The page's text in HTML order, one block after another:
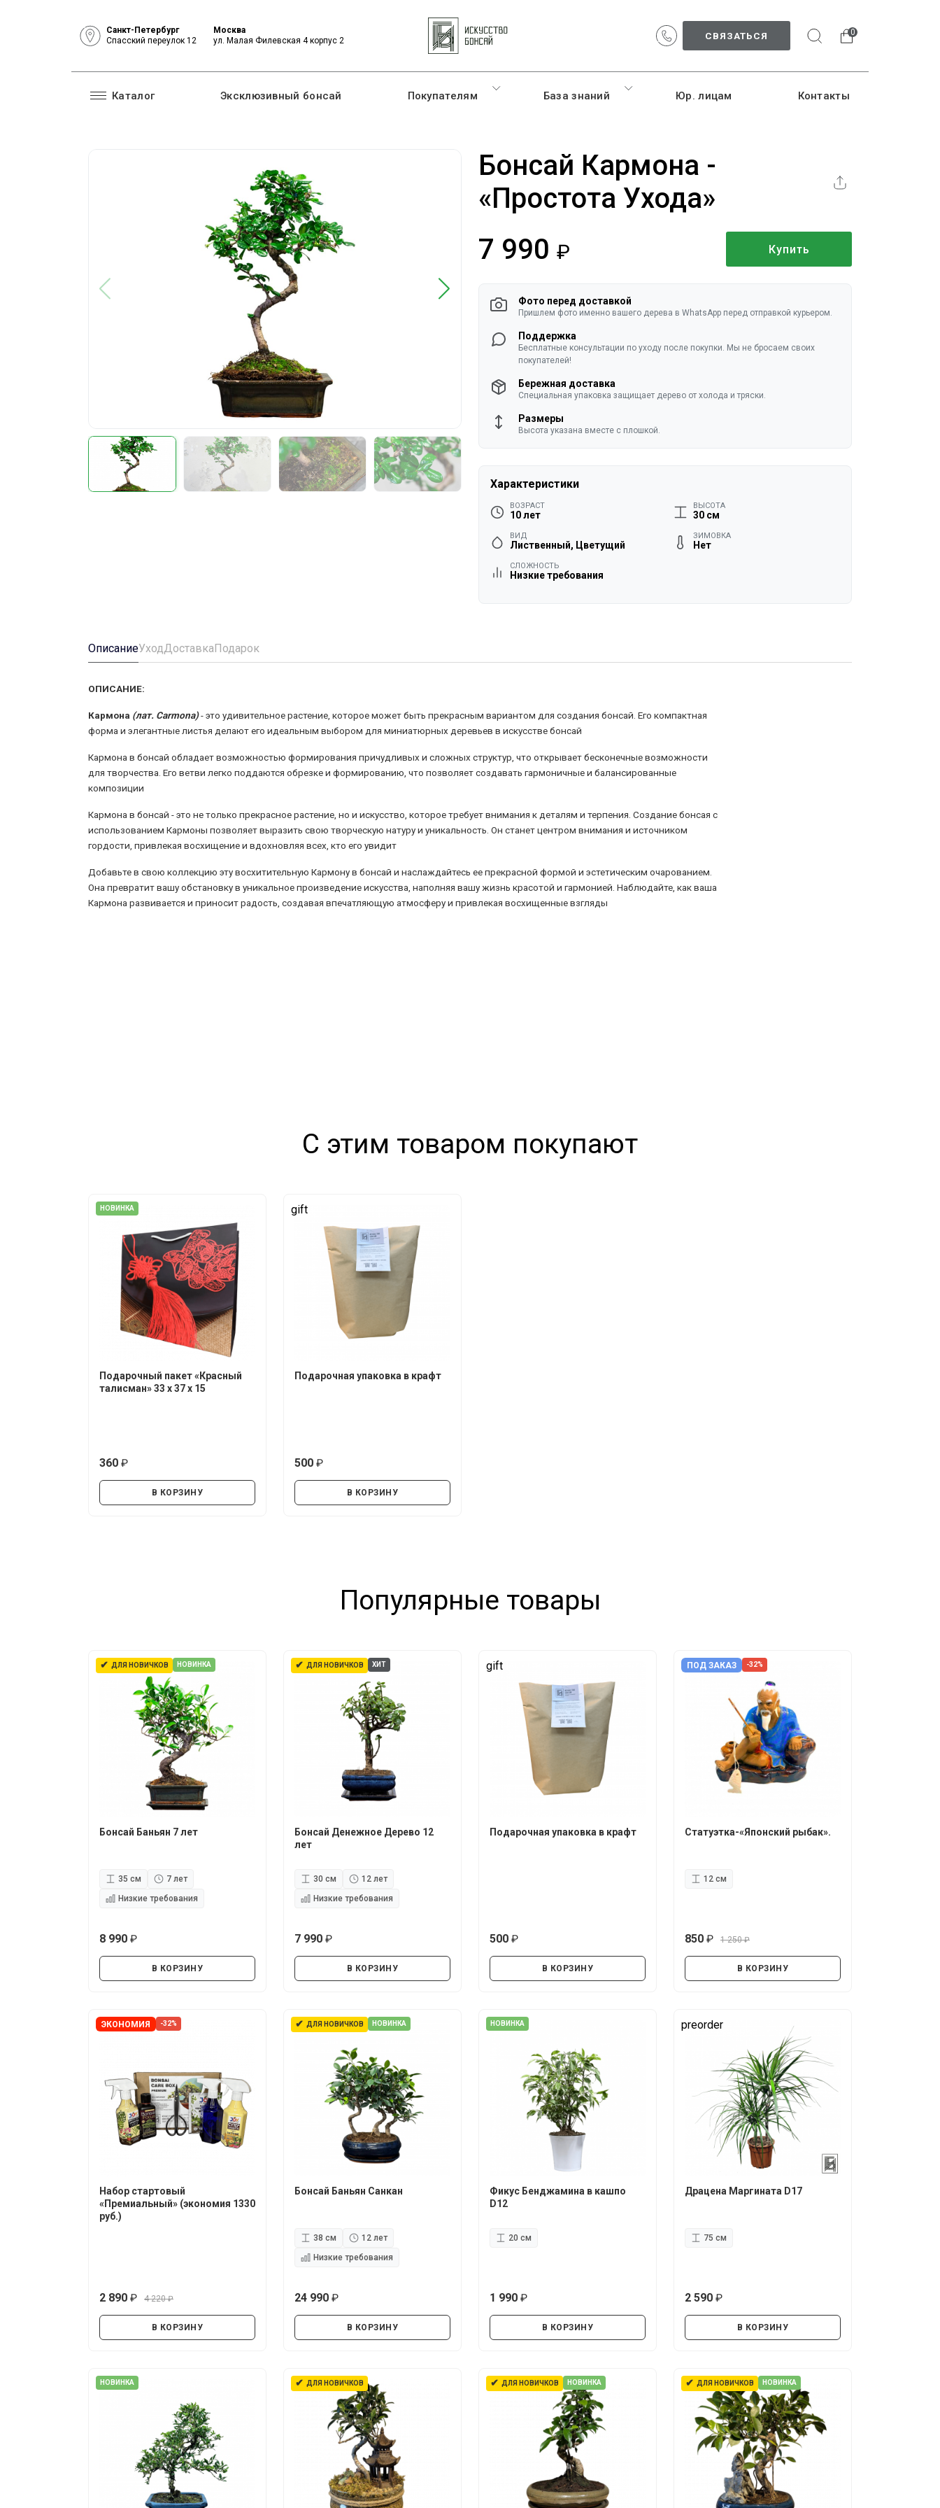
Санкт-Петербург
Спасский переулок 12
Москва
ул. Малая Филевская 4 корпус 2
СВЯЗАТЬСЯ 0
Каталог Эксклюзивный бонсай Покупателям База знаний Юр. лицам Контакты
Бонсай Кармона -
«Простота Ухода»
7 990
Купить
Фото перед доставкой
Пришлем фото именно вашего дерева в WhatsApp перед отправкой курьером.
Поддержка
Бесплатные консультации по уходу после покупки. Мы не бросаем своих
покупателей!
Бережная доставка
Специальная упаковка защищает дерево от холода и тряски.
Размеры
Высота указана вместе с плошкой.
Характеристики
ВОЗРАСТ
10 лет
ВЫСОТА
30 см
ВИД
Лиственный, Цветущий
ЗИМОВКА
Нет
СЛОЖНОСТЬ
Низкие требования
ОписаниеУходДоставкаПодарок
ОПИСАНИЕ:
Кармона (лат. Carmona)- это удивительное растение, которое может быть прекрасным вариантом для создания бонсай. Его компактная
форма и элегантные листья делают его идеальным выбором для миниатюрных деревьев в искусстве бонсай
Кармона в бонсай обладает возможностью формирования причудливых и сложных структур, что открывает бесконечные возможности
для творчества. Его ветви легко поддаются обрезке и формированию, что позволяет создавать гармоничные и балансированные
композиции
Кармона в бонсай - это не только прекрасное растение, но и искусство, которое требует внимания к деталям и терпения. Создание бонсая с
использованием Кармоны позволяет выразить свою творческую натуру и уникальность. Он станет центром внимания и источником
гордости, привлекая восхищение и вдохновляя всех, кто его увидит
Добавьте в свою коллекцию эту восхитительную Кармону в бонсай и наслаждайтесь ее прекрасной формой и эстетическим очарованием.
Она превратит вашу обстановку в уникальное произведение искусства, наполняя вашу жизнь красотой и гармонией. Наблюдайте, как ваша
Кармона развивается и приносит радость, создавая впечатляющую атмосферу и привлекая восхищенные взгляды
С этим товаром покупают
НОВИНКА
Подарочный пакет «Красный
талисман» 33 х 37 х 15
360
В КОРЗИНУ
gift
Подарочная упаковка в крафт
500
В КОРЗИНУ
Популярные товары
✔ ДЛЯ НОВИЧКОВ НОВИНКА
Бонсай Баньян 7 лет
35 см
7 лет
Низкие требования
8 990
В КОРЗИНУ
✔ ДЛЯ НОВИЧКОВ ХИТ
Бонсай Денежное Дерево 12
лет
30 см
12 лет
Низкие требования
7 990
В КОРЗИНУ
gift
Подарочная упаковка в крафт
500
В КОРЗИНУ
ПОД ЗАКАЗ -32%
Статуэтка-«Японский рыбак».
12 см
850
1 250
В КОРЗИНУ
ЭКОНОМИЯ -32%
Набор стартовый
«Премиальный» (экономия 1330
руб.)
2 890
4 220
В КОРЗИНУ
✔ ДЛЯ НОВИЧКОВ НОВИНКА
Бонсай Баньян Санкан
38 см
12 лет
Низкие требования
24 990
В КОРЗИНУ
НОВИНКА
Фикус Бенджамина в кашпо
D12
20 см
1 990
В КОРЗИНУ
preorder
Драцена Маргината D17
75 см
2 590
В КОРЗИНУ
НОВИНКА ✔ ДЛЯ НОВИЧКОВ ✔ ДЛЯ НОВИЧКОВ НОВИНКА ✔ ДЛЯ НОВИЧКОВ НОВИНКА